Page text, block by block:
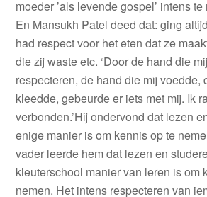
moeder ’als levende gospel’ intens
En Mansukh Patel deed dat: ging
had respect voor het eten dat ze
die zij waste etc. ‘Door de hand die
respecteren, de hand die mij voedde,
kleedde, gebeurde er iets met mij. Ik
verbonden.’Hij ondervond dat lezen
enige manier is om kennis op te
vader leerde hem dat lezen en
kleuterschool manier van leren is om
nemen. Het intens respecteren van